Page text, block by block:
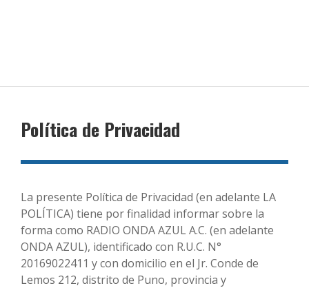
Política de Privacidad
La presente Política de Privacidad (en adelante LA
POLÍTICA) tiene por finalidad informar sobre la
forma como RADIO ONDA AZUL A.C. (en adelante
ONDA AZUL), identificado con R.U.C. N°
20169022411 y con domicilio en el Jr. Conde de
Lemos 212, distrito de Puno, provincia y